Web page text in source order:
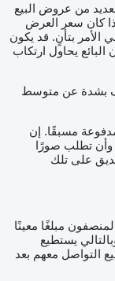
من عروض البيع
كان سعر العرض
بتأنٍ. قد يكون
يحاول ارتكاب
بشدة عن متوسط
مسبقًا. إن
تطلب صورًا
على تلك
مبلغًا معينًا
يستطيع
التواصل معهم بعد